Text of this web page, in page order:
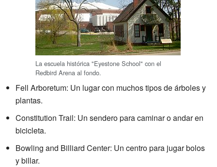
La escuela histórica "Eyestone School" con el
Redbird Arena al fondo.
Fell Arboretum: Un lugar con muchos tipos de árboles y
plantas.
Constitution Trail: Un sendero para caminar o andar en
bicicleta.
Bowling and Billiard Center: Un centro para jugar bolos
y billar.